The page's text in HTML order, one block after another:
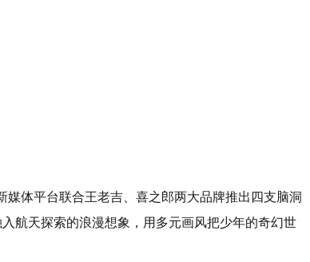
体平台联合王老吉、喜之郎两大品牌推出四支脑洞
航天探索的浪漫想象，用多元画风把少年的奇幻世